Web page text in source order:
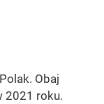
Obaj
2021 roku.